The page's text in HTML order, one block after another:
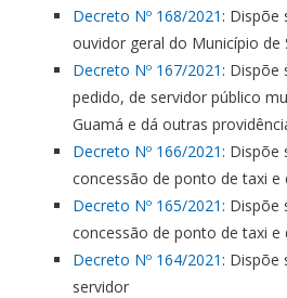
Decreto Nº 168/2021 : Dispõe
ouvidor geral do Município de
Decreto Nº 167/2021 : Dispõe
pedido, de servidor público
Guamá e dá outras
Decreto Nº 166/2021 : Dispõe
concessão de ponto de taxi e
Decreto Nº 165/2021 : Dispõe
concessão de ponto de taxi e
Decreto Nº 164/2021 : Dispõe
servidor